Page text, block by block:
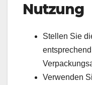
Nutzung
Stellen Sie
Verwenden